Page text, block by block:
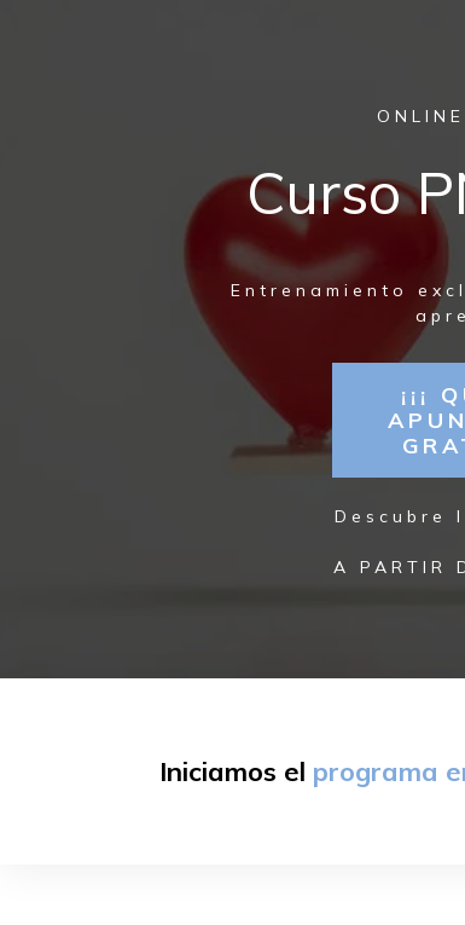
Curso
Entrenamiento
¡¡¡
Descubre
A PARTIR
Iniciamos el programa